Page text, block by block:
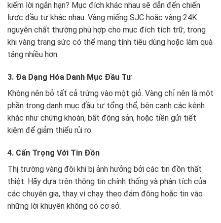
kiếm lời ngắn hạn? Mục đích khác nhau sẽ dẫn đến chiến
lược đầu tư khác nhau. Vàng miếng SJC hoặc vàng 24K
nguyên chất thường phù hợp cho mục đích tích trữ, trong
khi vàng trang sức có thể mang tính tiêu dùng hoặc làm quà
tặng nhiều hơn.
3. Đa Dạng Hóa Danh Mục Đầu Tư
Không nên bỏ tất cả trứng vào một giỏ. Vàng chỉ nên là một
phần trong danh mục đầu tư tổng thể, bên cạnh các kênh
khác như chứng khoán, bất động sản, hoặc tiền gửi tiết
kiệm để giảm thiểu rủi ro.
4. Cẩn Trọng Với Tin Đồn
Thị trường vàng đôi khi bị ảnh hưởng bởi các tin đồn thất
thiệt. Hãy dựa trên thông tin chính thống và phân tích của
các chuyên gia, thay vì chạy theo đám đông hoặc tin vào
những lời khuyên không có cơ sở.